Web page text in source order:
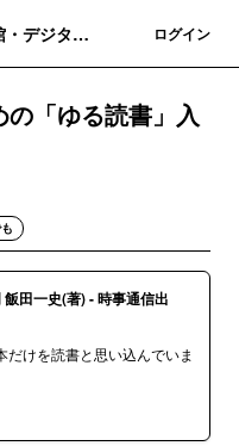
デジタル
ログイン
「ゆる読書」入
田一史(著) - 時事通信出
けを読書と思い込んでいま